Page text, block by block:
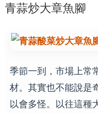
青蒜炒大章魚腳
季節一到，市場上常
材。其實也不能說是
以會多怪。以往這種